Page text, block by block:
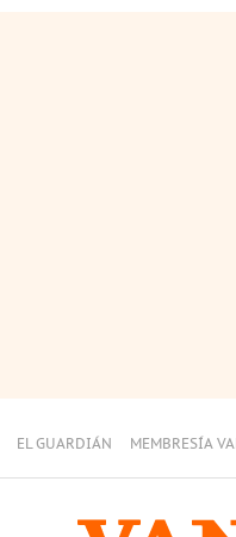
EL GUARDIÁN MEMBRESÍA